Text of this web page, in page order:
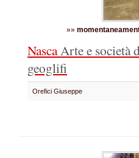
»»
NascaArte e società
geoglifi
Orefici Giuseppe